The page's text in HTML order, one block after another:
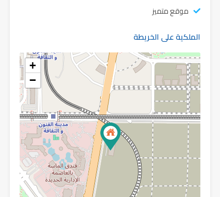
موقع متميز
الملكية على الخريطة
+
−